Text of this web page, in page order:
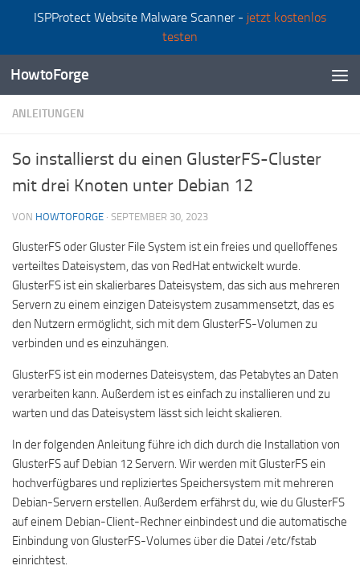
ISPProtect Website Malware Scanner - jetzt kostenlos
testen
Zum Inhalt springen
HowtoForge
ANLEITUNGEN
So installierst du einen GlusterFS-Cluster
mit drei Knoten unter Debian 12
VON HOWTOFORGE · SEPTEMBER 30, 2023
GlusterFS oder Gluster File System ist ein freies und quelloffenes
verteiltes Dateisystem, das von RedHat entwickelt wurde.
GlusterFS ist ein skalierbares Dateisystem, das sich aus mehreren
Servern zu einem einzigen Dateisystem zusammensetzt, das es
den Nutzern ermöglicht, sich mit dem GlusterFS-Volumen zu
verbinden und es einzuhängen.
GlusterFS ist ein modernes Dateisystem, das Petabytes an Daten
verarbeiten kann. Außerdem ist es einfach zu installieren und zu
warten und das Dateisystem lässt sich leicht skalieren.
In der folgenden Anleitung führe ich dich durch die Installation von
GlusterFS auf Debian 12 Servern. Wir werden mit GlusterFS ein
hochverfügbares und repliziertes Speichersystem mit mehreren
Debian-Servern erstellen. Außerdem erfährst du, wie du GlusterFS
auf einem Debian-Client-Rechner einbindest und die automatische
Einbindung von GlusterFS-Volumes über die Datei /etc/fstab
einrichtest.